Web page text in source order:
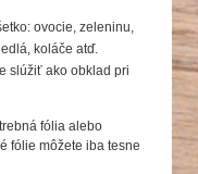
ovocie, zeleninu,
koláče atď.
slúžiť ako obklad pri
fólia alebo
fólie môžete iba tesne